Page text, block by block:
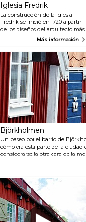
Iglesia Fredrik
La construcción de la iglesia
Fredrik se inició en 1720 a partir
de los diseños del arquitecto más
famoso de la época en Suecia,
primavera de 2018, la iglesia se
reinventó tras una importante
reforma. Actualmente es una de
las más modernas de Suecia.
Más información
Björkholmen
Un paseo por el barrio de
cómo era esta parte de la ciudad
considerarse la otra cara de la
edificios monumentales de
nombres de almirantes y de
de las vistas del estrecho de
que lo cruzan.